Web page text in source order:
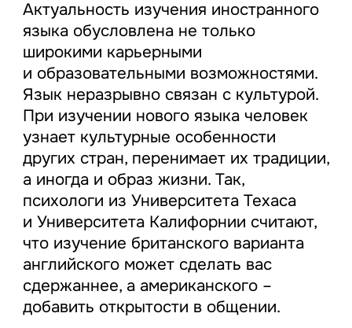
Актуальность изучения иностранного
языка обусловлена не только
широкими карьерными
и образовательными возможностями.
Язык неразрывно связан с культурой.
При изучении нового языка человек
узнает культурные особенности
других стран, перенимает их традиции,
а иногда и образ жизни. Так,
психологи из Университета Техаса
и Университета Калифорнии считают,
что изучение британского варианта
английского может сделать вас
сдержаннее, а американского –
добавить открытости в общении.